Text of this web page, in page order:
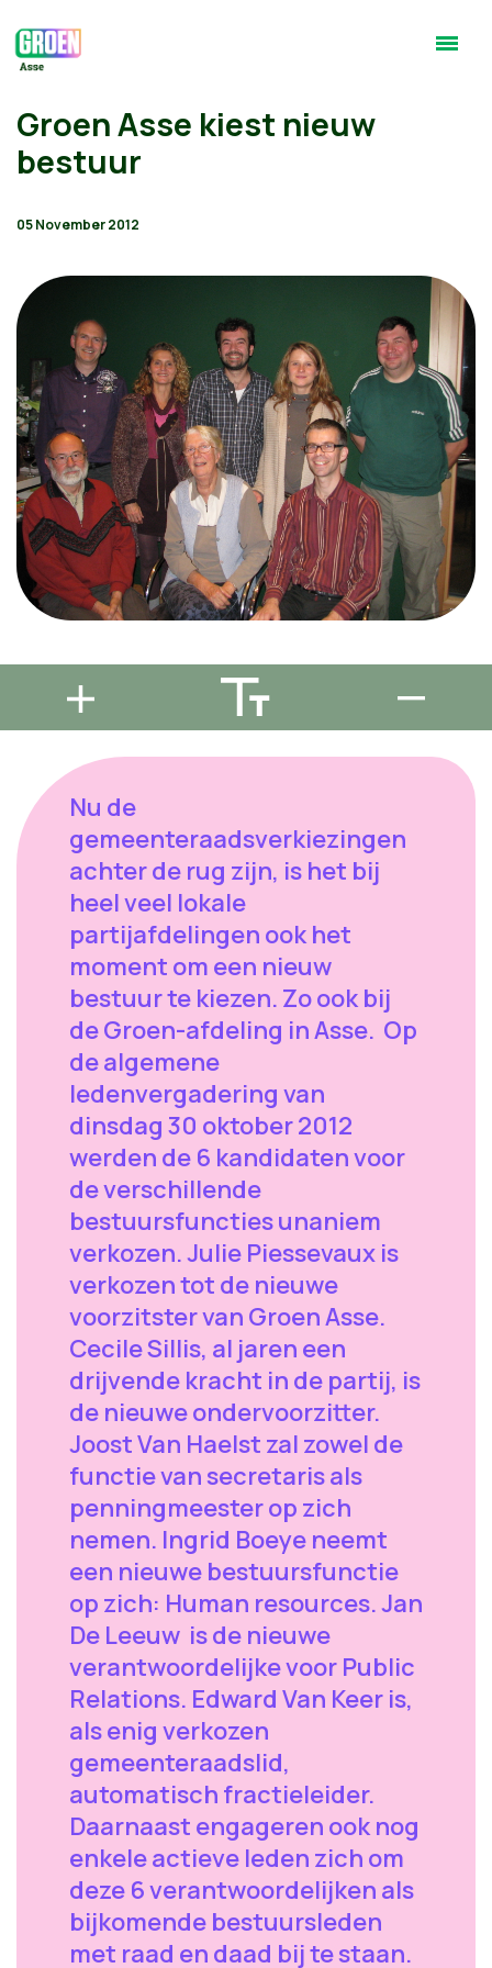
Groen Asse kiest nieuw
bestuur
05 November 2012
Nu de
gemeenteraadsverkiezingen
achter de rug zijn, is het bij
heel veel lokale
partijafdelingen ook het
moment om een nieuw
bestuur te kiezen. Zo ook bij
de Groen-afdeling in Asse. Op
de algemene
ledenvergadering van
dinsdag 30 oktober 2012
werden de 6 kandidaten voor
de verschillende
bestuursfuncties unaniem
verkozen. Julie Piessevaux is
verkozen tot de nieuwe
voorzitster van Groen Asse.
Cecile Sillis, al jaren een
drijvende kracht in de partij, is
de nieuwe ondervoorzitter.
Joost Van Haelst zal zowel de
functie van secretaris als
penningmeester op zich
nemen. Ingrid Boeye neemt
een nieuwe bestuursfunctie
op zich: Human resources. Jan
De Leeuw is de nieuwe
verantwoordelijke voor Public
Relations. Edward Van Keer is,
als enig verkozen
gemeenteraadslid,
automatisch fractieleider.
Daarnaast engageren ook nog
enkele actieve leden zich om
deze 6 verantwoordelijken als
bijkomende bestuursleden
met raad en daad bij te staan.